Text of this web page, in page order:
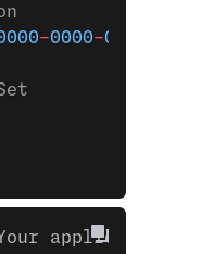
-0000-0000
application'